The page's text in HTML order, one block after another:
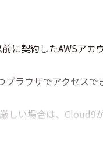
に契約したAWSア
ラウザでアクセス
しい場合は、Cloud9